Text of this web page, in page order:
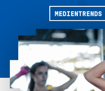
MEDIENTRENDS